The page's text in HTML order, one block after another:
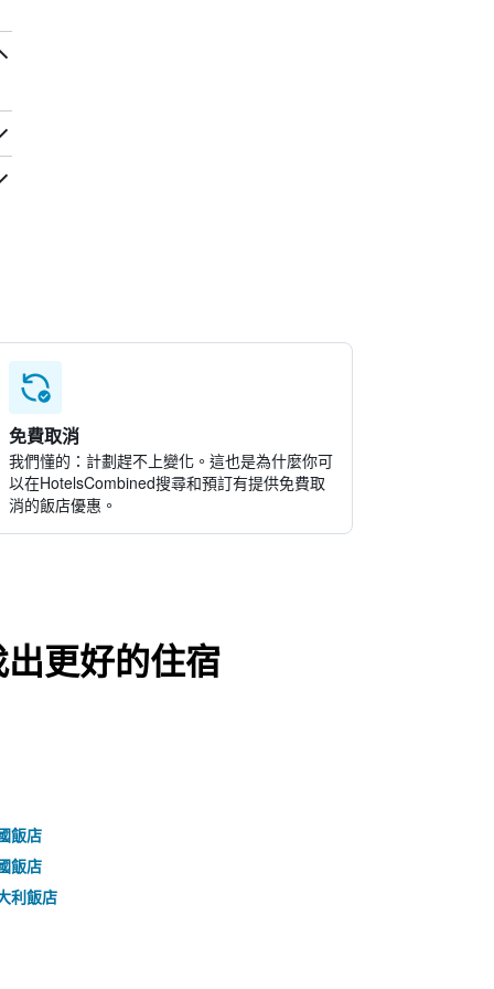
免費取消
我們懂的：計劃趕不上變化。這也是為什麼你可
以在HotelsCombined搜尋和預訂有提供免費取
消的飯店優惠。
更好的住宿
飯店
飯店
利飯店